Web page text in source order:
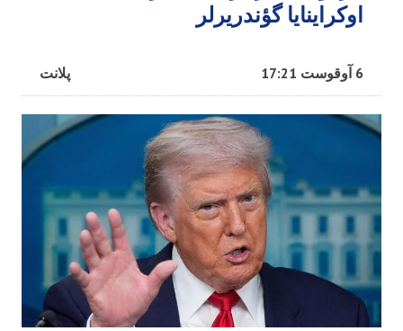
اوکراینایا گؤندریرلر
پلانت 6 آوقوست 17:21